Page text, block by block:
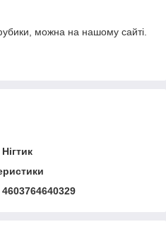
можна на нашому сайті.
Нігтик
4603764640329